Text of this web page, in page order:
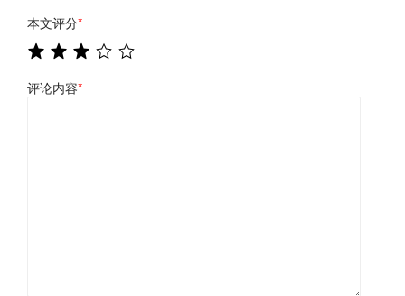
本文评分*
评论内容*